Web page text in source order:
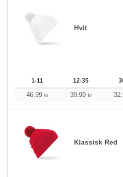
Hvit
1-11 12-35
46.99 kr 39.99 kr
Klassisk Red